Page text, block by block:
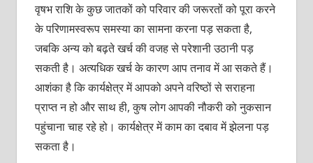
वृषभ राशि के कुछ जातकों को परिवार की जरूरतों को पूरा करने
के परिणामस्वरूप समस्या का सामना करना पड़ सकता है,
जबकि अन्य को बढ़ते खर्च की वजह से परेशानी उठानी पड़
सकती है। अत्यधिक खर्च के कारण आप तनाव में आ सकते हैं।
आशंका है कि कार्यक्षेत्र में आपको अपने वरिष्ठों से सराहना
प्राप्त न हो और साथ ही, कुष लोग आपकी नौकरी को नुकसान
पहुंचाना चाह रहे हो। कार्यक्षेत्र में काम का दबाव में झेलना पड़
सकता है।